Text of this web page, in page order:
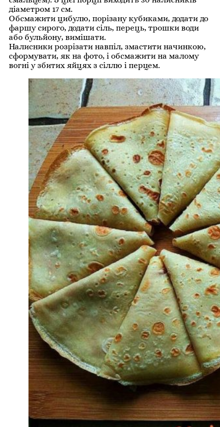
діаметром 17 см.
Обсмажити цибулю, порізану кубиками, додати до
фаршу сирого, додати сіль, перець, трошки води
або бульйону, вимішати.
Налисники розрізати навпіл, змастити начинкою,
сформувати, як на фото, і обсмажити на малому
вогні у збитих яйцях з сіллю і перцем.